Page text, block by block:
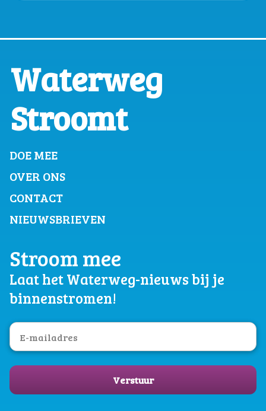
Waterweg
Stroomt
DOE MEE
OVER ONS
CONTACT
NIEUWSBRIEVEN
Stroom mee
Laat het Waterweg-nieuws bij je
binnenstromen!
Verstuur